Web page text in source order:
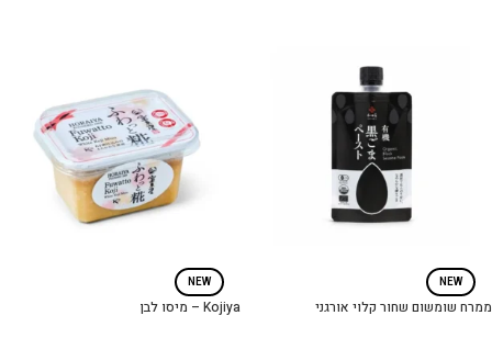
NEW
ממרח שומשום שחור קלוי אורגני
NEW
Kojiya – מיסו לבן